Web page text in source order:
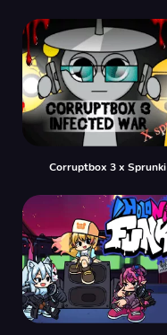
Corruptbox 3 x Sprunki